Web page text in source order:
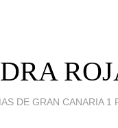
DE GRAN CANARIA 1